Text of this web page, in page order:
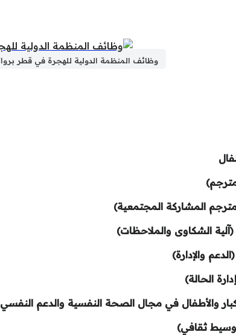
وظائف المنظمة الدولية للهجرة في قطر برواتب تصل